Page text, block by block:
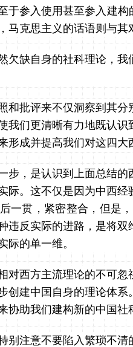
于参入使用甚至参入建构
马克思主义的话语则与其
欠缺自身的社科理论，
和批评来不仅洞察到其
我们更清晰有力地既认
形成并提高我们对这四大
步，是认识到上面总结
际。这不仅是因为中西
一贯，紧密整合，但是
违反实际的进路，是将
际的单一维。
对西方主流理论的不可
创建中国自身的理论体
协助我们建构新的中国社
别注意不要陷入繁琐不清